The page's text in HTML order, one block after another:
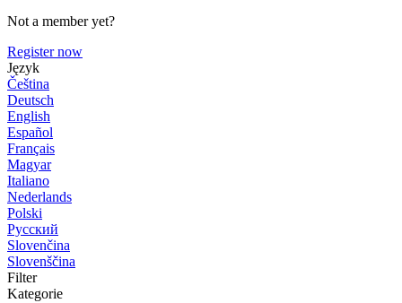
Not a member yet?
Register now
Język
Čeština
Deutsch
English
Español
Français
Magyar
Italiano
Nederlands
Polski
Русский
Slovenčina
Slovenščina
Filter
Kategorie